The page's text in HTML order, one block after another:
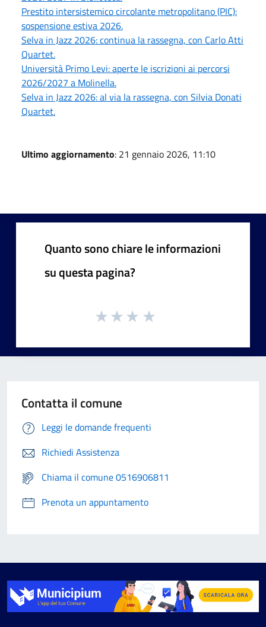
Prestito intersistemico circolante metropolitano (PIC):
sospensione estiva 2026.
Selva in Jazz 2026: continua la rassegna, con Carlo Atti
Quartet.
Università Primo Levi: aperte le iscrizioni ai percorsi
2026/2027 a Molinella.
Selva in Jazz 2026: al via la rassegna, con Silvia Donati
Quartet.
Ultimo aggiornamento: 21 gennaio 2026, 11:10
Quanto sono chiare le informazioni
su questa pagina?
Contatta il comune
Leggi le domande frequenti
Richiedi Assistenza
Chiama il comune 0516906811
Prenota un appuntamento